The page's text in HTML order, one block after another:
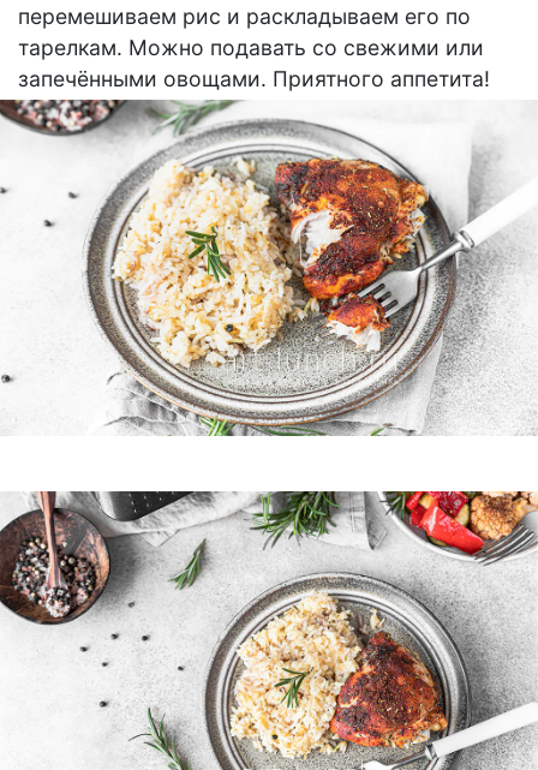
перемешиваем рис и раскладываем его по
тарелкам. Можно подавать со свежими или
запечёнными овощами. Приятного аппетита!